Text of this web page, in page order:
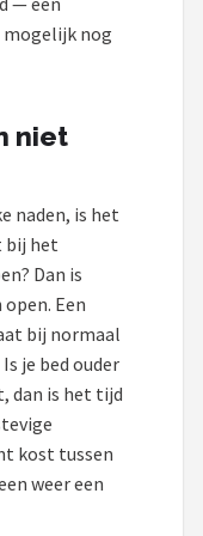
nog
niet
naden, is het
bij het
Dan is
Een
bij normaal
je bed ouder
dan is het tijd
kost tussen
weer een